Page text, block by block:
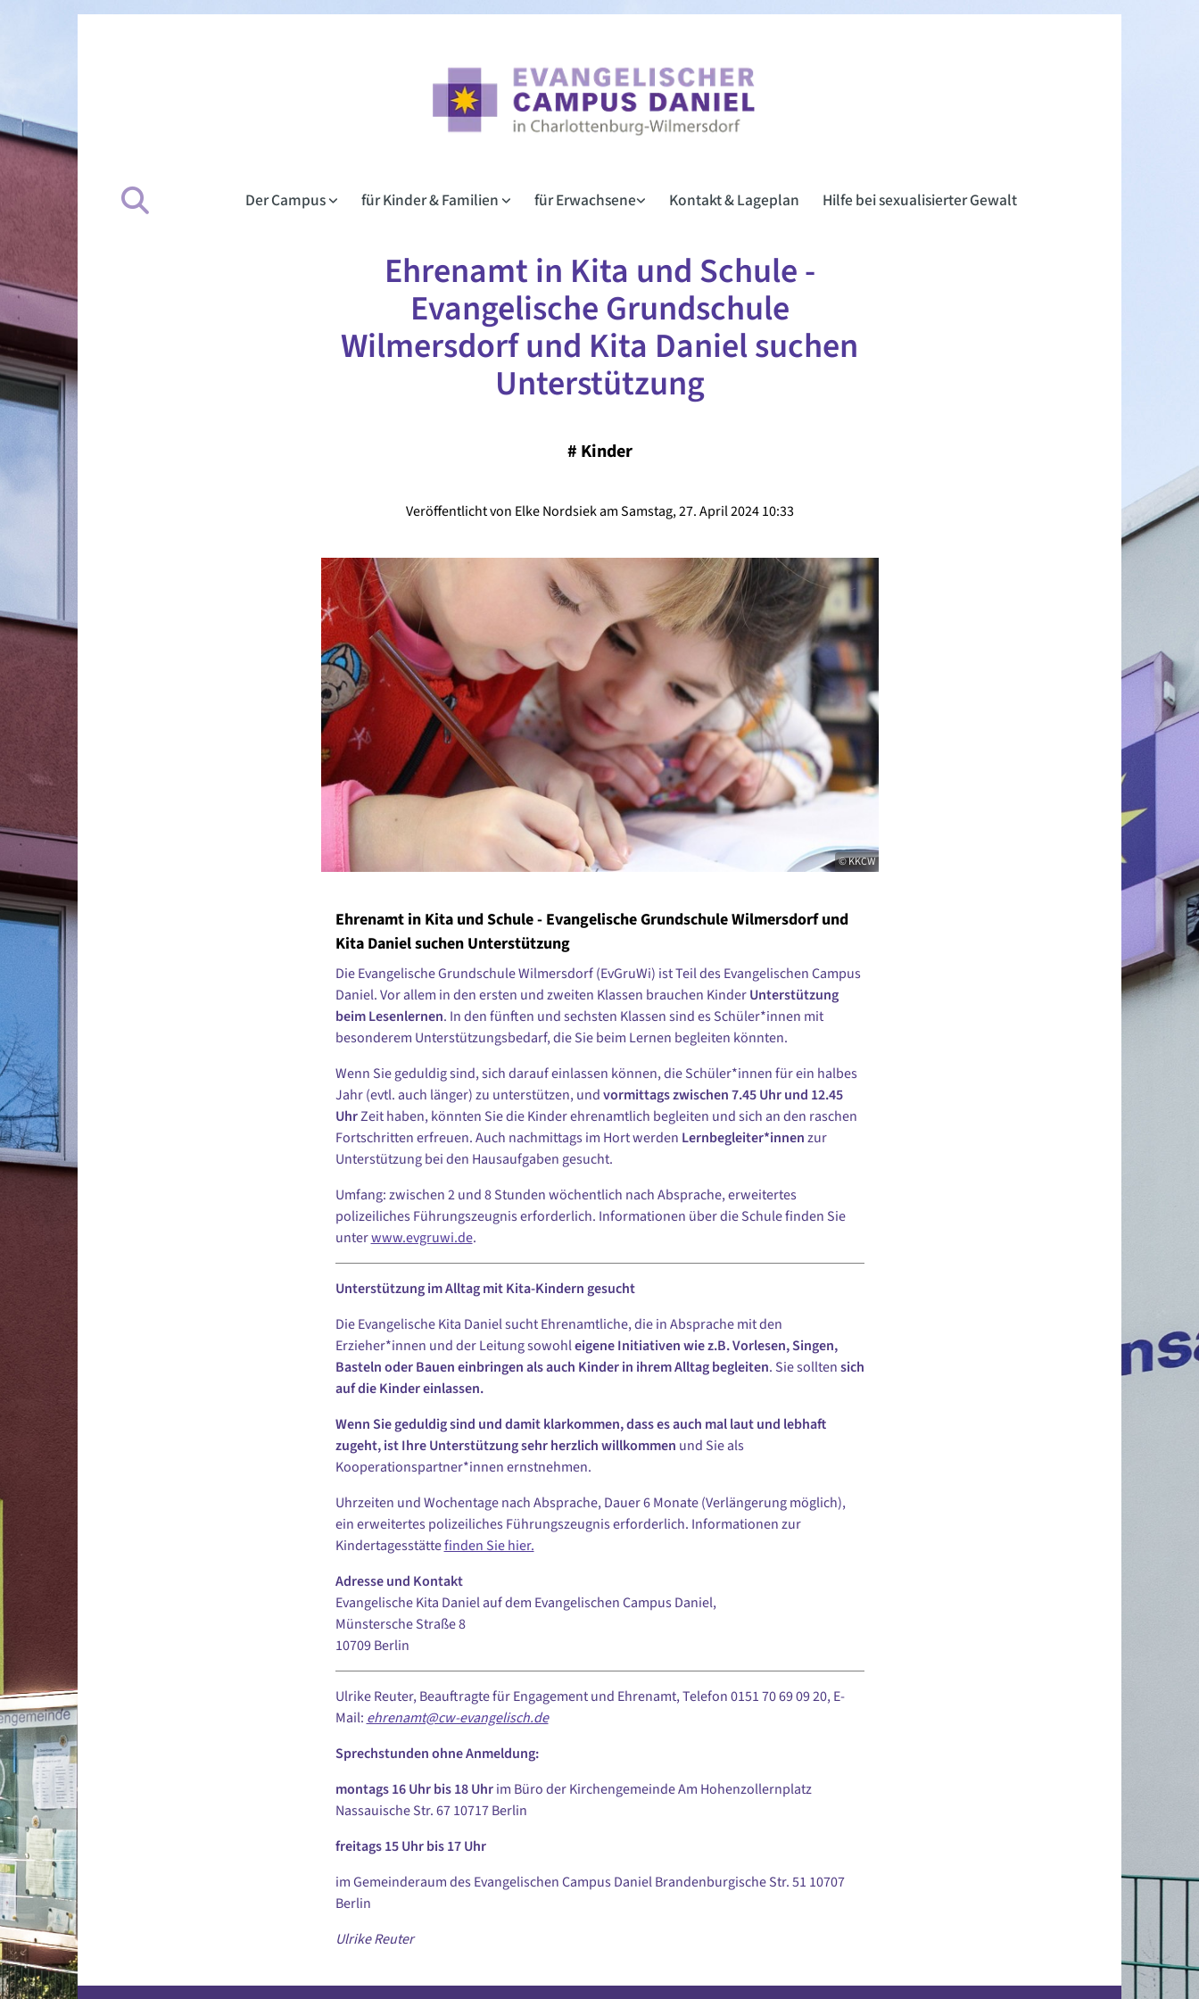
Der Campus für Kinder & Familien für Erwachsene Kontakt & Lageplan Hilfe bei sexualisierter Gewalt
Ehrenamt in Kita und Schule -
Evangelische Grundschule
Wilmersdorf und Kita Daniel suchen
Unterstützung
# Kinder
Veröffentlicht von Elke Nordsiek am Samstag, 27. April 2024 10:33
© KKCW
Ehrenamt in Kita und Schule - Evangelische Grundschule Wilmersdorf und
Kita Daniel suchen Unterstützung
Die Evangelische Grundschule Wilmersdorf (EvGruWi) ist Teil des Evangelischen Campus
Daniel. Vor allem in den ersten und zweiten Klassen brauchen KinderUnterstützung
beim Lesenlernen. In den fünften und sechsten Klassen sind es Schüler*innen mit
besonderem Unterstützungsbedarf, die Sie beim Lernen begleiten könnten.
Wenn Sie geduldig sind, sich darauf einlassen können, die Schüler*innen für ein halbes
Jahr (evtl. auch länger) zu unterstützen, undvormittags zwischen 7.45 Uhr und 12.45
UhrZeit haben, könnten Sie die Kinder ehrenamtlich begleiten und sich an den raschen
Fortschritten erfreuen. Auch nachmittags im Hort werden Lernbegleiter*innenzur
Unterstützung bei den Hausaufgaben gesucht.
Umfang: zwischen 2 und 8 Stunden wöchentlich nach Absprache, erweitertes
polizeiliches Führungszeugnis erforderlich. Informationen über die Schule finden Sie
unterwww.evgruwi.de.
Unterstützung im Alltag mit Kita-Kindern gesucht
Die Evangelische Kita Daniel sucht Ehrenamtliche, die in Absprache mit den
Erzieher*innen und der Leitung sowohleigene Initiativen wie z.B. Vorlesen, Singen,
Basteln oder Bauen einbringen als auch Kinder in ihrem Alltag begleiten. Sie solltensich
auf die Kinder einlassen.
Wenn Sie geduldig sind und damit klarkommen, dass es auch mal laut und lebhaft
zugeht, ist Ihre Unterstützung sehr herzlich willkommen und Sie als
Kooperationspartner*innen ernstnehmen.
Uhrzeiten und Wochentage nach Absprache, Dauer 6 Monate (Verlängerung möglich),
ein erweitertes polizeiliches Führungszeugnis erforderlich. Informationen zur
Kindertagesstättefinden Sie hier.
Adresse und Kontakt
Evangelische Kita Daniel auf dem Evangelischen Campus Daniel,
Münstersche Straße 8
10709 Berlin
Ulrike Reuter, Beauftragte für Engagement und Ehrenamt, Telefon 0151 70 69 09 20, E-
Mail: ehrenamt@cw-evangelisch.de
Sprechstunden ohne Anmeldung:
montags 16 Uhr bis 18 Uhrim Büro der Kirchengemeinde Am Hohenzollernplatz
Nassauische Str. 67 10717 Berlin
freitags 15 Uhr bis 17 Uhr
im Gemeinderaum des Evangelischen Campus Daniel Brandenburgische Str. 51 10707
Berlin
Ulrike Reuter